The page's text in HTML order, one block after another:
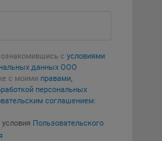
с условиями
данных ООО
с моими правами,
персональных
соглашением:
Пользовательского